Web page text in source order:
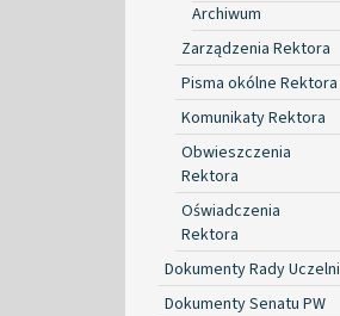
Archiwum
Zarządzenia Rektora
Pisma okólne Rektora
Komunikaty Rektora
Obwieszczenia
Rektora
Oświadczenia
Rektora
Dokumenty Rady Uczelni
Dokumenty Senatu PW